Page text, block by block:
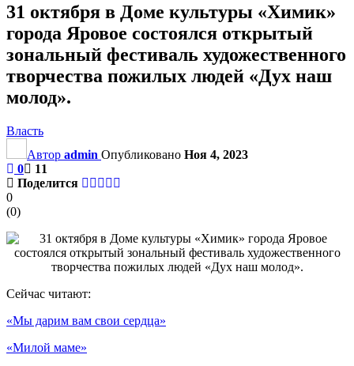
31 октября в Доме культуры «Химик»
города Яровое состоялся открытый
зональный фестиваль художественного
творчества пожилых людей «Дух наш
молод».
Власть
Автор admin Опубликовано Ноя 4, 2023
0
11
Поделится
0
(0)
Сейчас читают:
«Мы дарим вам свои сердца»
«Милой маме»